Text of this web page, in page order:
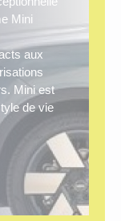
Mini
aux
Mini est
de vie